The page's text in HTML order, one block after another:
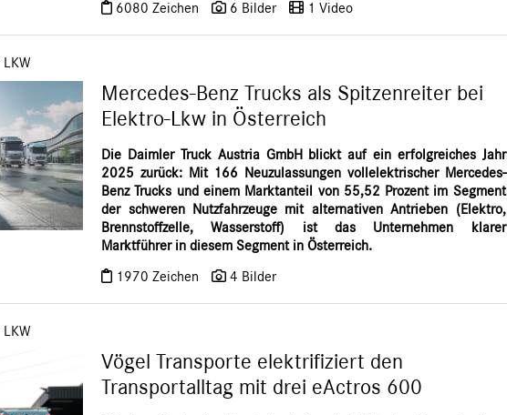
6080 Zeichen 6 Bilder 1 Video
LKW
Mercedes-Benz Trucks als Spitzenreiter bei
Elektro-Lkw in Österreich
Die Daimler Truck Austria GmbH blickt auf ein erfolgreiches Jahr
2025 zurück: Mit 166 Neuzulassungen vollelektrischer Mercedes-
Benz Trucks und einem Marktanteil von 55,52 Prozent im Segment
der schweren Nutzfahrzeuge mit alternativen Antrieben (Elektro,
Brennstoffzelle, Wasserstoff) ist das Unternehmen klarer
Marktführer in diesem Segment in Österreich.
1970 Zeichen 4 Bilder
LKW
Vögel Transporte elektrifiziert den
Transportalltag mit drei eActros 600